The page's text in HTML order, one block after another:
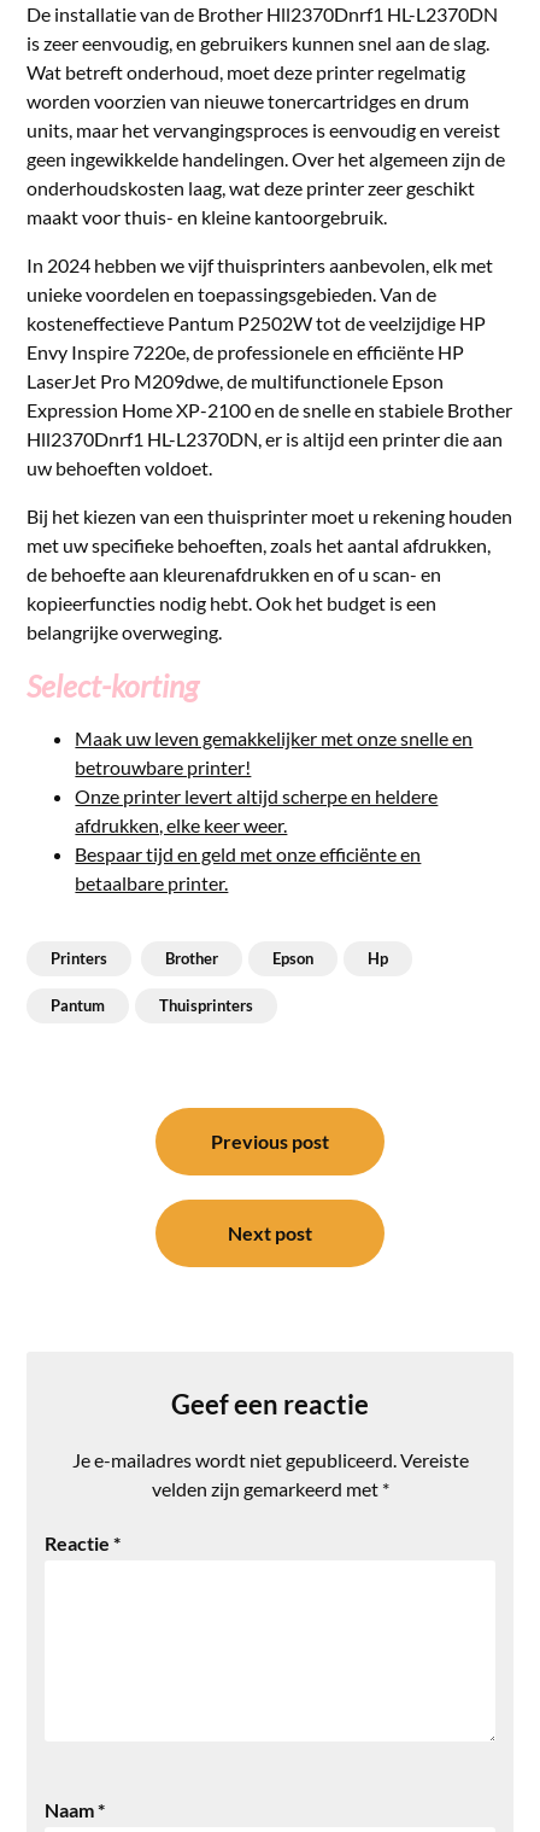
De installatie van de Brother Hll2370Dnrf1 HL-L2370DN
is zeer eenvoudig, en gebruikers kunnen snel aan de slag.
Wat betreft onderhoud, moet deze printer regelmatig
worden voorzien van nieuwe tonercartridges en drum
units, maar het vervangingsproces is eenvoudig en vereist
geen ingewikkelde handelingen. Over het algemeen zijn de
onderhoudskosten laag, wat deze printer zeer geschikt
maakt voor thuis- en kleine kantoorgebruik.
In 2024 hebben we vijf thuisprinters aanbevolen, elk met
unieke voordelen en toepassingsgebieden. Van de
kosteneffectieve Pantum P2502W tot de veelzijdige HP
Envy Inspire 7220e, de professionele en efficiënte HP
LaserJet Pro M209dwe, de multifunctionele Epson
Expression Home XP-2100 en de snelle en stabiele Brother
Hll2370Dnrf1 HL-L2370DN, er is altijd een printer die aan
uw behoeften voldoet.
Bij het kiezen van een thuisprinter moet u rekening houden
met uw specifieke behoeften, zoals het aantal afdrukken,
de behoefte aan kleurenafdrukken en of u scan- en
kopieerfuncties nodig hebt. Ook het budget is een
belangrijke overweging.
Select-korting
Maak uw leven gemakkelijker met onze snelle en
betrouwbare printer!
Onze printer levert altijd scherpe en heldere
afdrukken, elke keer weer.
Bespaar tijd en geld met onze efficiënte en
betaalbare printer.
Printers Brother Epson Hp
Pantum Thuisprinters
Previous post
Next post
Geef een reactie
Je e-mailadres wordt niet gepubliceerd. Vereiste
velden zijn gemarkeerd met *
Reactie*
Naam*